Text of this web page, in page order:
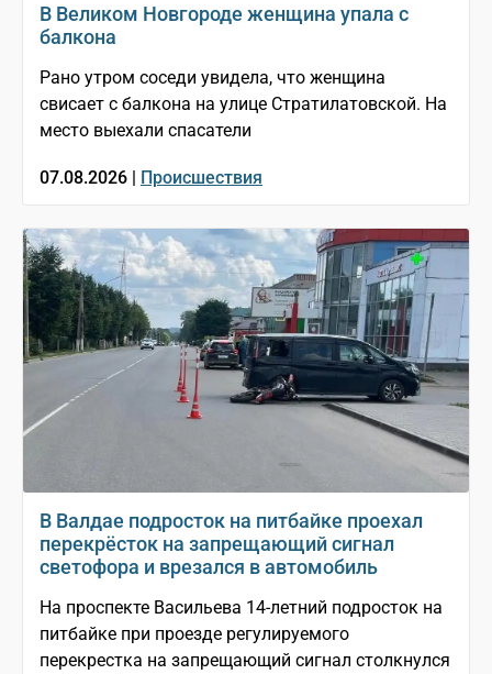
В Великом Новгороде женщина упала с
балкона
Рано утром соседи увидела, что женщина
свисает с балкона на улице Стратилатовской. На
место выехали спасатели
07.08.2026 | Происшествия
В Валдае подросток на питбайке проехал
перекрёсток на запрещающий сигнал
светофора и врезался в автомобиль
На проспекте Васильева 14-летний подросток на
питбайке при проезде регулируемого
перекрестка на запрещающий сигнал столкнулся